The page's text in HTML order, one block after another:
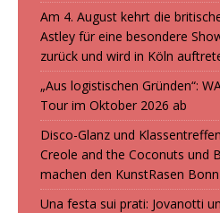
Am 4. August kehrt die
Astley für eine besondere
zurück und wird in Köln
„Aus logistischen Gründen“:
Tour im Oktober 2026 ab
Disco-Glanz und
Creole and the Coconuts und
machen den KunstRasen
Una festa sui prati: Jovanotti